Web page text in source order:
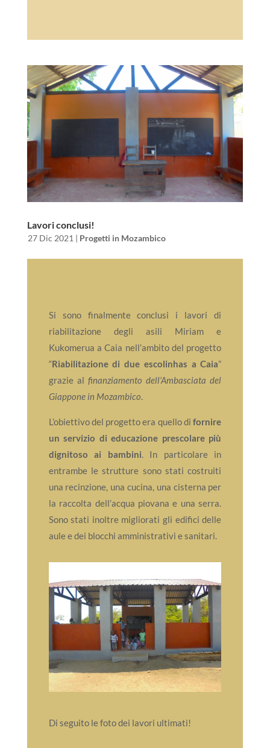
Lavori conclusi!
27 Dic 2021 | Progetti in Mozambico
Si sono finalmente conclusi i lavori di
riabilitazione degli asili Miriam e
Kukomerua a Caia nell’ambito del progetto
“Riabilitazione di due escolinhas a Caia”
grazie al finanziamento dell’Ambasciata del
Giappone in Mozambico.
L’obiettivo del progetto era quello difornire
un servizio di educazione prescolare più
dignitoso ai bambini. In particolare in
entrambe le strutture sono stati costruiti
una recinzione, una cucina, una cisterna per
la raccolta dell’acqua piovana e una serra.
Sono stati inoltre migliorati gli edifici delle
aule e dei blocchi amministrativi e sanitari.
Di seguito le foto dei lavori ultimati!